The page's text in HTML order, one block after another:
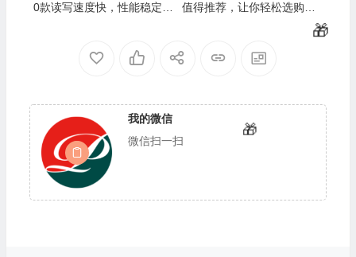
0款读写速度快，性能稳定，
值得推荐，让你轻松选购心
我的微信
微信扫一扫